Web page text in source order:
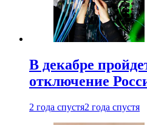
В декабре
отключение
2 года спустя2 года спустя